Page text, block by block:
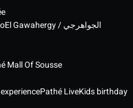
El Gawahergy / الجواهرجي
Mall Of Sousse
Pathé LiveKids birthday